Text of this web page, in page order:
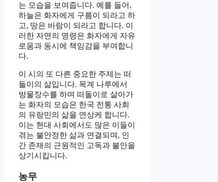
는 모습을 보여줍니다. 예를 들어,
하늘은 화자에게 구름이 되라고 하
고, 땅은 바람이 되라고 합니다. 이
러한 자연의 명령은 화자에게 자유
로움과 동시에 책임감을 부여합니
다.
이 시의 또 다른 중요한 주제는 떠
돌이의 삶입니다. 목계 나루에서
방물장수를 하며 떠돌이로 살아가
는 화자의 모습은 한국 전통 사회
의 유랑민의 삶을 연상케 합니다.
이는 현대 사회에서도 많은 이들이
겪는 불안정한 삶과 연결되며, 인
간 존재의 근원적인 고독과 불안을
상기시킵니다.
농무